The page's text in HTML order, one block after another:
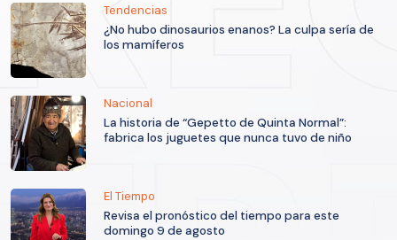
Tendencias
¿No hubo dinosaurios enanos? La culpa sería de
los mamíferos
Nacional
La historia de “Gepetto de Quinta Normal”:
fabrica los juguetes que nunca tuvo de niño
El Tiempo
Revisa el pronóstico del tiempo para este
domingo 9 de agosto